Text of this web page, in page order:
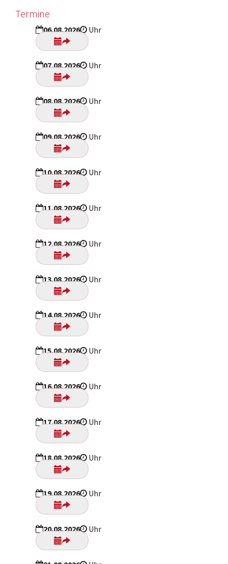
Termine
06.08.2026 Uhr
07.08.2026 Uhr
08.08.2026 Uhr
09.08.2026 Uhr
10.08.2026 Uhr
11.08.2026 Uhr
12.08.2026 Uhr
13.08.2026 Uhr
14.08.2026 Uhr
15.08.2026 Uhr
16.08.2026 Uhr
17.08.2026 Uhr
18.08.2026 Uhr
19.08.2026 Uhr
20.08.2026 Uhr